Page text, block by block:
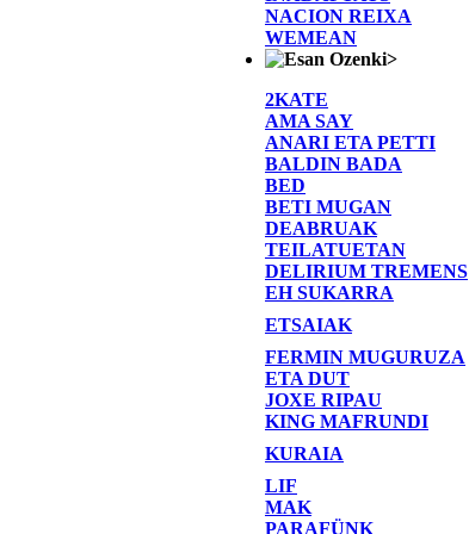
NACION REIXA
WEMEAN
>
2KATE
AMA SAY
ANARI ETA PETTI
BALDIN BADA
BED
BETI MUGAN
DEABRUAK
TEILATUETAN
DELIRIUM TREMENS
EH SUKARRA
ETSAIAK
FERMIN MUGURUZA
ETA DUT
JOXE RIPAU
KING MAFRUNDI
KURAIA
LIF
MAK
PARAFÜNK